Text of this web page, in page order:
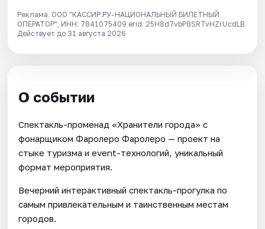
Реклама. ООО "КАССИР.РУ-НАЦИОНАЛЬНЫЙ БИЛЕТНЫЙ
ОПЕРАТОР", ИНН: 7841075409 erid: 25H8d7vbP8SRTvHZrUcdLB.
Действует до 31 августа 2026
О событии
Спектакль-променад «Хранители города» с
фонарщиком Фаролеро Фаролеро — проект на
стыке туризма и event-технологий, уникальный
формат мероприятия.
Вечерний интерактивный спектакль-прогулка по
самым привлекательным и таинственным местам
городов.